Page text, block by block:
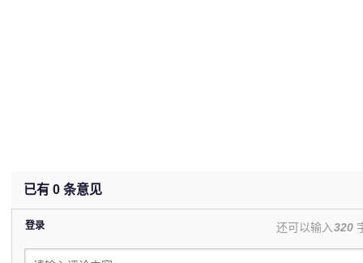
已有 0 条意见
登录 还可以输入320